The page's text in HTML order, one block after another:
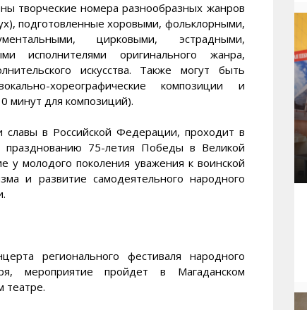
творческие номера разнообразных жанров
подготовленные хоровыми, фольклорными,
цирковыми, эстрадными,
исполнителями оригинального жанра,
искусства. Также могут быть
хореографические композиции и
минут для композиций).
в Российской Федерации, проходит в
празднованию 75-летия Победы в Великой
у молодого поколения уважения к воинской
и развитие самодеятельного народного
регионального фестиваля народного
мероприятие пройдет в Магаданском
театре.